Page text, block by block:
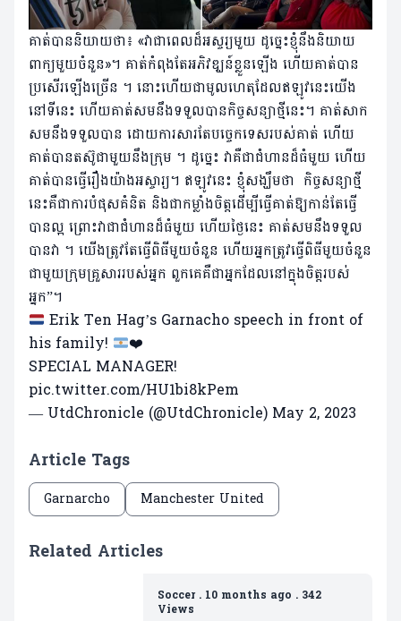
គាត់​បាន​និយាយ​ថា​៖ «​វា​ជា​ពេល​ដ៏​អស្ចរ្យមួយ ដូច្នេះ​ខ្ញុំ​នឹង​និយាយ​
ពាក្យ​មួយ​ចំនួន​»​។ គាត់កំពុងតែអភិវឌ្ឃន៍ខ្លួនឡើង ហើយគាត់បាន
ប្រសើរឡើងច្រើន ។ នោះហើយជាមូលហេតុដែលឥឡូវនេះយើង
នៅទីនេះ ហើយគាត់សមនឹងទទួលបានកិច្ចសន្យាថ្មីនេះ។ គាត់សាក
សមនឹងទទួលបាន ដោយការសារតែបច្ចេកទេសរបស់គាត់ ហើយ
គាត់បានតស៊ូជាមួយនឹងក្រុម ។ ដូច្នេះ វាគឺជាជំហានដ៏ធំមួយ ហើយ
គាត់បានធ្វើរឿងយ៉ាងអស្ចារ្យ។ ឥឡូវនេះ ខ្ញុំសង្ឃឹមថា កិច្ចសន្យាថ្មី
នេះគឺជាការបំផុសគំនិត និងជាកម្លាំងចិត្តដើម្បីធ្វើគាត់ឱ្យកាន់តែធ្វើ
បាន​ល្អ ព្រោះវាជាជំហានដ៏ធំមួយ ហើយថ្ងៃនេះ គាត់សមនឹងទទួល
បានវា ។​ យើង​ត្រូវ​តែ​ធ្វើ​ពិធី​មួយ​ចំនួន ហើយ​អ្នក​ត្រូវ​ធ្វើ​ពិធី​មួយ​ចំនួន​
ជាមួយ​ក្រុម​គ្រួសារ​របស់​អ្នក ពួកគេ​គឺ​ជា​អ្នក​ដែល​នៅ​ក្នុង​ចិត្ត​របស់​
អ្នក”។
Erik Ten Hag’s Garnacho speech in front of
his family!
❤️
SPECIAL MANAGER!
pic.twitter.com/HU1bi8kPem
— UtdChronicle (@UtdChronicle) May 2, 2023
Article Tags
Garnarcho Manchester United
Related Articles
Soccer. 10 months ago . 342
Views